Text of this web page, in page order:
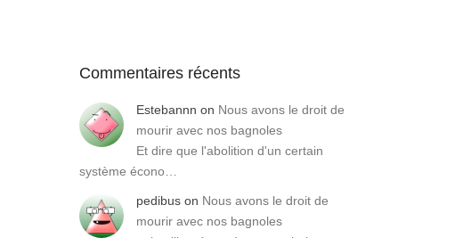
Commentaires récents
Estebannn on Nous avons le droit de
mourir avec nos bagnoles
Et dire que l'abolition d'un certain
système écono…
pedibus on Nous avons le droit de
mourir avec nos bagnoles